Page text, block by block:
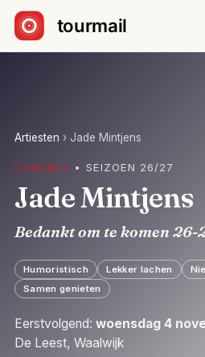
Sla navigatie over
Artiesten › Jade Mintjens
CABARET • SEIZOEN 26/27
Jade Mintjens
Bedankt om te komen 26-
Humoristisch Lekker lachen
Samen genieten
Eerstvolgend: woensdag 4
De Leest, Waalwijk